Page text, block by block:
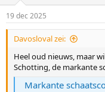
s
:
19 dec 2025
Davosloval zei:
Heel oud nieuws, maar
Schotting, de markante
Markante schaatscoach